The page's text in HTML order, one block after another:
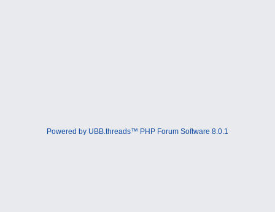
Powered by UBB.threads™ PHP Forum Software 8.0.1